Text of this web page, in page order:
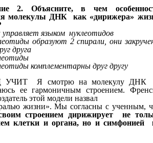
2. Объясните, в чем
молекулы ДНК как «дирижера»
языком нуклеотидов
образуют 2 спирали, они
друга
комплементарны друг другу
УЧИТ Я смотрю на молекулу
ее гармоничным строением.
этой модели назвал
жизни». Мы согласны с ученным,
строением дирижирует не
клетки и органа, но и симфонией